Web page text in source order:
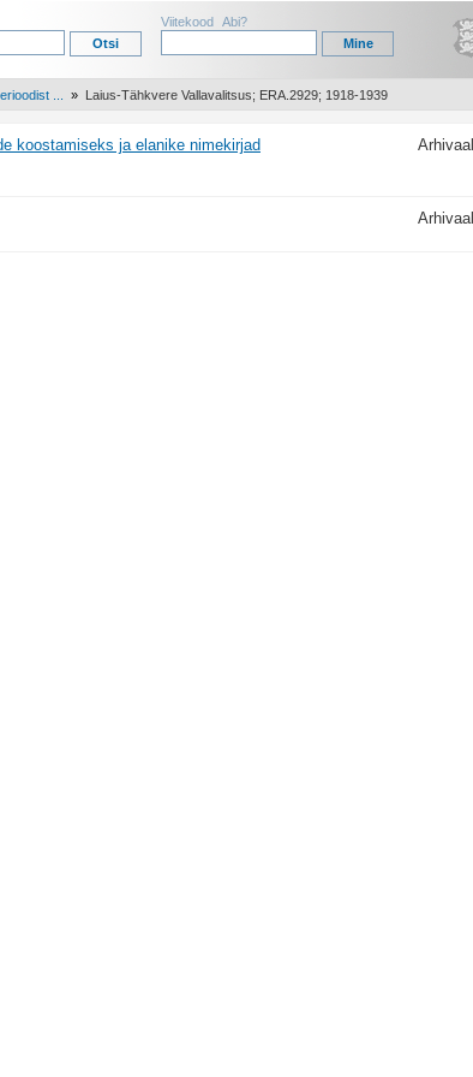
Viitekood Abi?
... » Laius-Tähkvere Vallavalitsus; ERA.2929; 1918-1939
koostamiseks ja elanike nimekirjad Arhivaal
Arhivaal